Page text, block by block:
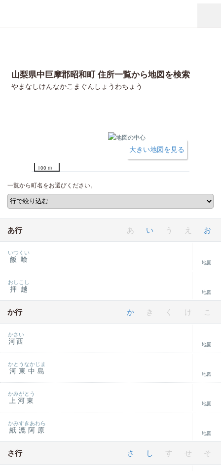
山梨県中巨摩郡昭和町 住所一覧から地図を検索
やまなしけんなかこまぐんしょうわちょう
100 m
大きい地図を見る
一覧から町名をお選びください。
あ行 あ い う え お
飯喰
いつくい
地図
押越
おしこし
地図
か行 か き く け こ
河西
かさい
地図
河東中島
かとうなかじま
地図
上河東
かみがとう
地図
紙漉阿原
かみすきあわら
地図
さ行 さ し す せ そ